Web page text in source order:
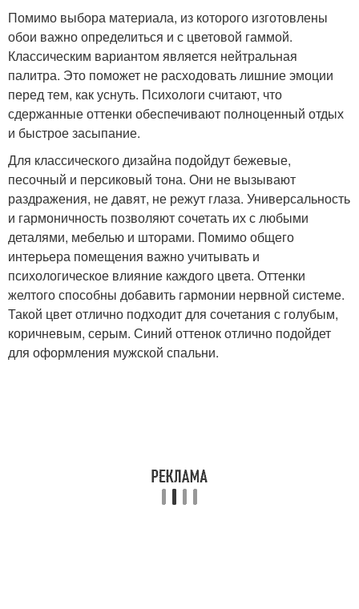
Помимо выбора материала, из которого изготовлены
обои важно определиться и с цветовой гаммой.
Классическим вариантом является нейтральная
палитра. Это поможет не расходовать лишние эмоции
перед тем, как уснуть. Психологи считают, что
сдержанные оттенки обеспечивают полноценный отдых
и быстрое засыпание.
Для классического дизайна подойдут бежевые,
песочный и персиковый тона. Они не вызывают
раздражения, не давят, не режут глаза. Универсальность
и гармоничность позволяют сочетать их с любыми
деталями, мебелью и шторами. Помимо общего
интерьера помещения важно учитывать и
психологическое влияние каждого цвета. Оттенки
желтого способны добавить гармонии нервной системе.
Такой цвет отлично подходит для сочетания с голубым,
коричневым, серым. Синий оттенок отлично подойдет
для оформления мужской спальни.